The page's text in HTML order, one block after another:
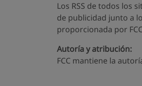
Los RSS de todos los
de publicidad junto a
proporcionada por
Autoría y atribución:
FCC mantiene la